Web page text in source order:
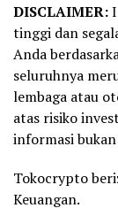
DISCLAIMER:
tinggi dan
Anda
seluruhnya
lembaga atau
atas risiko
informasi
Tokocrypto
Keuangan.